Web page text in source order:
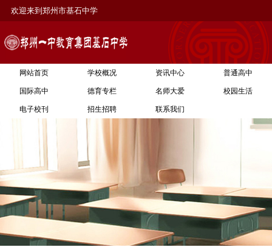
欢迎来到郑州市基石中学
网站首页 学校概况 资讯中心 普通高中
国际高中 德育专栏 名师大爱 校园生活
电子校刊 招生招聘 联系我们